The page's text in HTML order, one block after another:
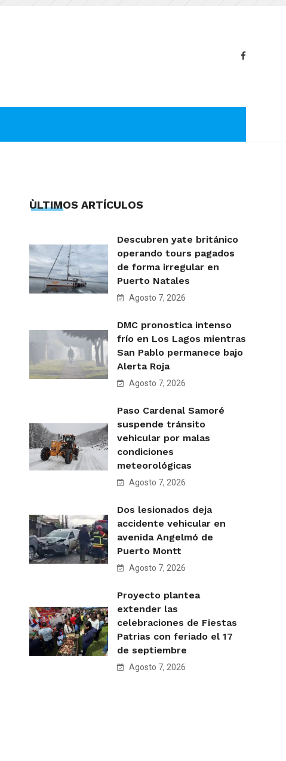
ÙLTIMOS ARTÍCULOS
Descubren yate británico
operando tours pagados
de forma irregular en
Puerto Natales
Agosto 7, 2026
DMC pronostica intenso
frío en Los Lagos mientras
San Pablo permanece bajo
Alerta Roja
Agosto 7, 2026
Paso Cardenal Samoré
suspende tránsito
vehicular por malas
condiciones
meteorológicas
Agosto 7, 2026
Dos lesionados deja
accidente vehicular en
avenida Angelmó de
Puerto Montt
Agosto 7, 2026
Proyecto plantea
extender las
celebraciones de Fiestas
Patrias con feriado el 17
de septiembre
Agosto 7, 2026